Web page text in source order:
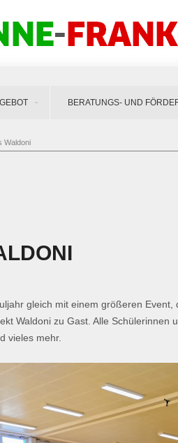
BERATUNGS- UND
Waldoni
gleich mit einem größeren
Waldoni zu Gast. Alle Schülerinnen
vieles mehr.